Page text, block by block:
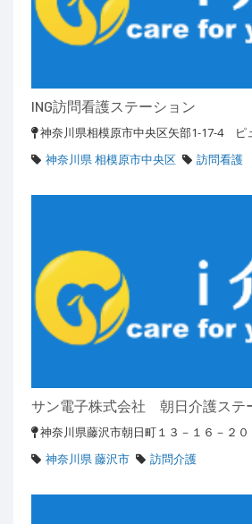
ING訪問看護ステーション
神奈川県相模原市中央区矢部1-17-4 ピ
神奈川県 相模原市中央区
訪問看護
サン電子株式会社 朝日介護ステ
神奈川県藤沢市朝日町１３－１６－２
神奈川県 藤沢市
訪問介護